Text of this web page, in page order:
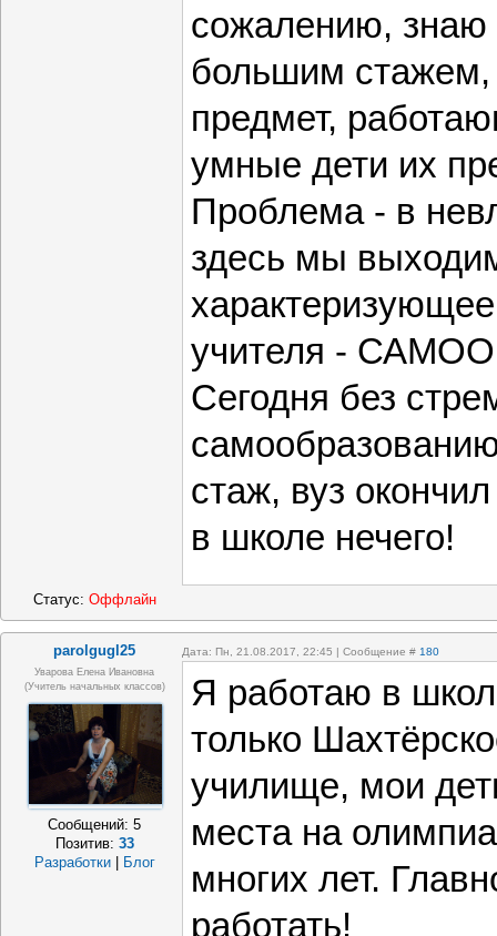
сожалению, знаю
большим
предмет,
умные дети их
Проблема - в
здесь мы
учителя -
Сегодня без
стаж, вуз
в школе нечего!
Статус: Оффлайн
parolgugl25 Дата: Пн, 21.08.2017, 22:45 | Сообщение # 180
Уварова Елена Ивановна
(учитель начальных классов)
Сообщений:5
Позитив: 33
Разработки
Блог
Я работаю в
только
училище, мои
места на
многих лет.
работать!